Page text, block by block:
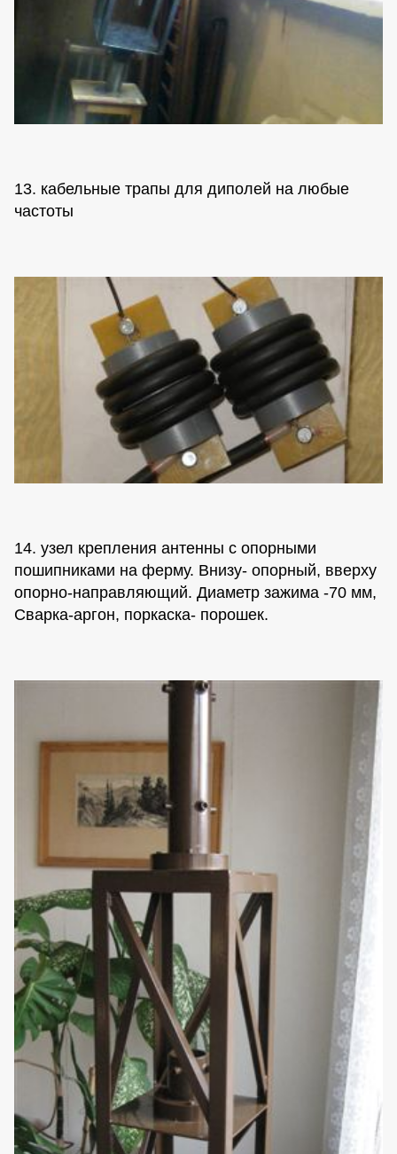
13. кабельные трапы для диполей на любые
частоты
14. узел крепления антенны с опорными
пошипниками на ферму. Внизу- опорный, вверху
опорно-направляющий. Диаметр зажима -70 мм,
Сварка-аргон, поркаска- порошек.